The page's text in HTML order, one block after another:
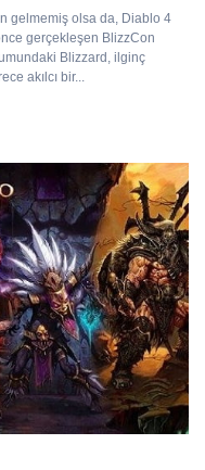
gelmemiş olsa da, Diablo 4
gerçekleşen BlizzCon
Blizzard, ilginç
akılcı bir...